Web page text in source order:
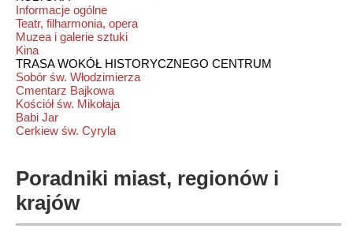
Informacje ogólne
Teatr, filharmonia, opera
Muzea i galerie sztuki
Kina
TRASA WOKÓŁ HISTORYCZNEGO CENTRUM
Sobór św. Włodzimierza
Cmentarz Bajkowa
Kościół św. Mikołaja
Babi Jar
Cerkiew św. Cyryla
Poradniki miast, regionów i
krajów